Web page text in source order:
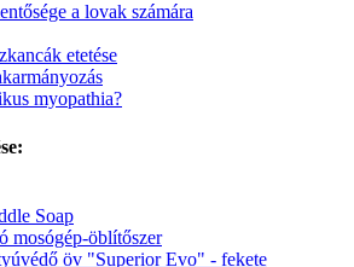
a lovak számára
etetése
myopathia?
Soap
mosógép-öblítőszer
öv "Superior Evo" - fekete